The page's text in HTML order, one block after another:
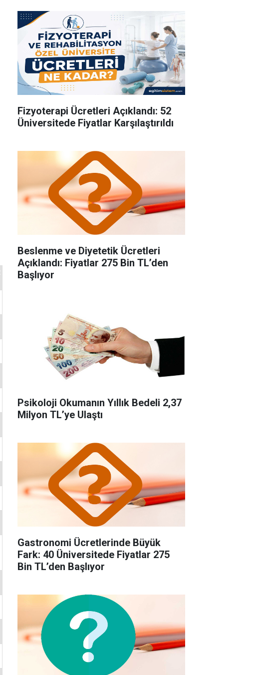
Fizyoterapi Ücretleri Açıklandı: 52
Üniversitede Fiyatlar Karşılaştırıldı
Beslenme ve Diyetetik Ücretleri
Açıklandı: Fiyatlar 275 Bin TL’den
Başlıyor
Psikoloji Okumanın Yıllık Bedeli 2,37
Milyon TL’ye Ulaştı
Gastronomi Ücretlerinde Büyük
Fark: 40 Üniversitede Fiyatlar 275
Bin TL’den Başlıyor